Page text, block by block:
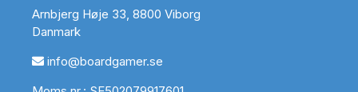
Arnbjerg Høje 33, 8800 Viborg
Danmark
info@boardgamer.se